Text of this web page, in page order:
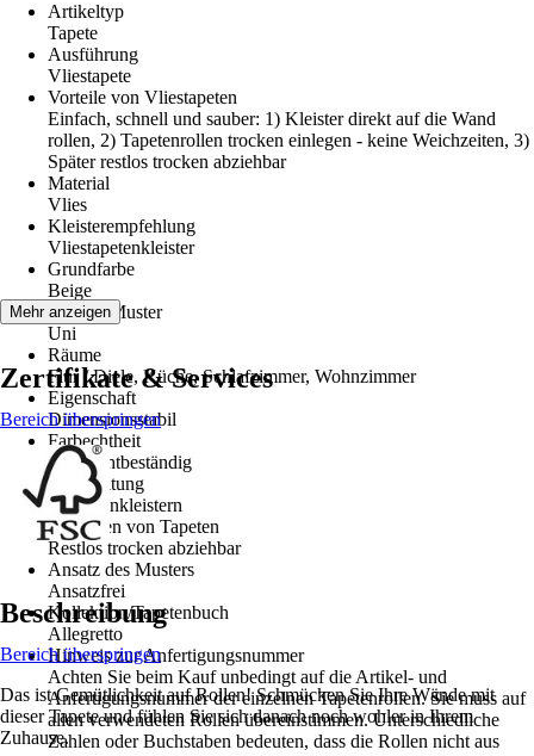
Artikeltyp
Tapete
Ausführung
Vliestapete
Vorteile von Vliestapeten
Einfach, schnell und sauber: 1) Kleister direkt auf die Wand
rollen, 2) Tapetenrollen trocken einlegen - keine Weichzeiten, 3)
Später restlos trocken abziehbar
Material
Vlies
Kleisterempfehlung
Vliestapetenkleister
Grundfarbe
Beige
Dekor / Muster
Uni
Räume
Flur / Diele, Küche, Schlafzimmer, Wohnzimmer
Eigenschaft
Dimensionsstabil
Farbechtheit
Gut Lichtbeständig
Verarbeitung
Wand einkleistern
Entfernen von Tapeten
Restlos trocken abziehbar
Ansatz des Musters
Ansatzfrei
Kollektion/Tapetenbuch
Allegretto
Hinweis zur Anfertigungsnummer
Achten Sie beim Kauf unbedingt auf die Artikel- und
Anfertigungsnummer der einzelnen Tapetenrollen. Sie muss auf
allen verwendeten Rollen übereinstimmen. Unterschiedliche
Zahlen oder Buchstaben bedeuten, dass die Rollen nicht aus
Mehr anzeigen
Zertifikate & Services
Bereich überspringen
Beschreibung
Bereich überspringen
Das ist Gemütlichkeit auf Rollen! Schmücken Sie Ihre Wände mit
dieser Tapete und fühlen Sie sich danach noch wohler in Ihrem
Zuhause.